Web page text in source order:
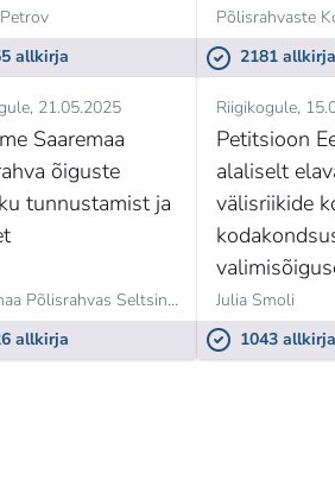
allkirja
Põlisrahvaste
2181 allkirja
21.05.2025
Saaremaa
õiguste
tunnustamist ja
Saaremaa Põlisrahvas Seltsing,
Kristjan Moora
allkirja
Riigikogule
Petitsioon
alaliselt
välisriikide
äravõtmise
Julia Smoli
1043 allkirja